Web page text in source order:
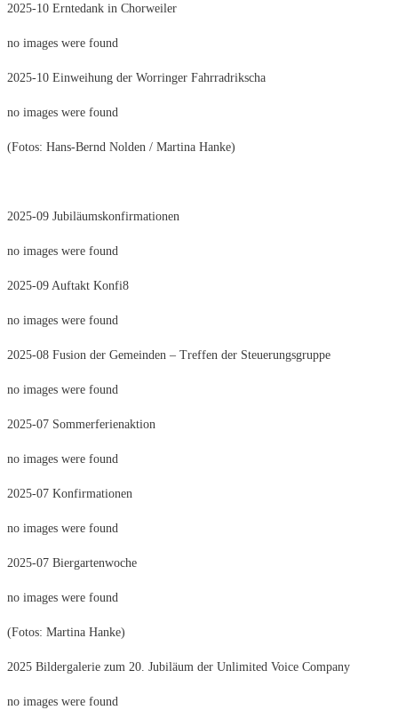
2025-10 Erntedank in Chorweiler
no images were found
2025-10 Einweihung der Worringer Fahrradrikscha
no images were found
(Fotos: Hans-Bernd Nolden / Martina Hanke)
2025-09 Jubiläumskonfirmationen
no images were found
2025-09 Auftakt Konfi8
no images were found
2025-08 Fusion der Gemeinden – Treffen der Steuerungsgruppe
no images were found
2025-07 Sommerferienaktion
no images were found
2025-07 Konfirmationen
no images were found
2025-07 Biergartenwoche
no images were found
(Fotos: Martina Hanke)
2025 Bildergalerie zum 20. Jubiläum der Unlimited Voice Company
no images were found